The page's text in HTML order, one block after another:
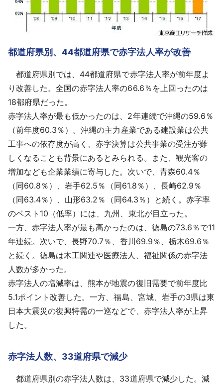
都道府県別、44都道府県で赤字法人率が改善
都道府県別では、44都道府県で赤字法人率が前年度よ
り改善した。全国の赤字法人率の66.6％を上回ったのは
18都府県だった。
赤字法人率が最も低かったのは、2年連続で沖縄の59.6％
（前年度60.3％）。沖縄の主力産業である建設業は公共
工事への依存度が高く、赤字決算は公共事業の受注が難
しくなることも背景にあるとみられる。また、観光客の
増加なども企業業績に寄与した。次いで、青森60.4％
（同60.8％）、岩手62.5％（同61.8％）、長崎62.9％
（同63.4％）、山形63.2％（同64.3％）と続く。赤字率
のベスト10（低率）には、九州、東北が目立った。
一方、赤字法人率が最も高かったのは、徳島の73.6％で11
年連続。次いで、長野70.7％、香川69.9％、栃木69.6％
と続く。徳島は木工関連や医療法人、福祉関係の赤字法
人数が多かった。
赤字法人の増減率は、熊本が地震の復旧需要で前年度比
5.1ポイント改善した。一方、福島、宮城、岩手の3県は東
日本大震災の復興特需の一巡などで、赤字法人率が上昇
した。
赤字法人数、33道府県で減少
都道府県別の赤字法人数は、33道府県で減少した。減